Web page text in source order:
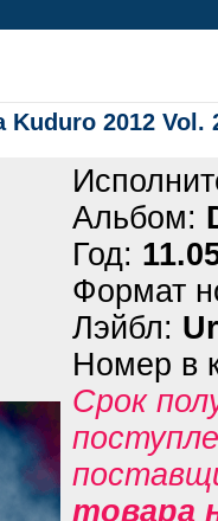
Kuduro 2012 Vol.
Альбом:
Год:
Формат
Лэйбл:
Номер в
Срок
товара